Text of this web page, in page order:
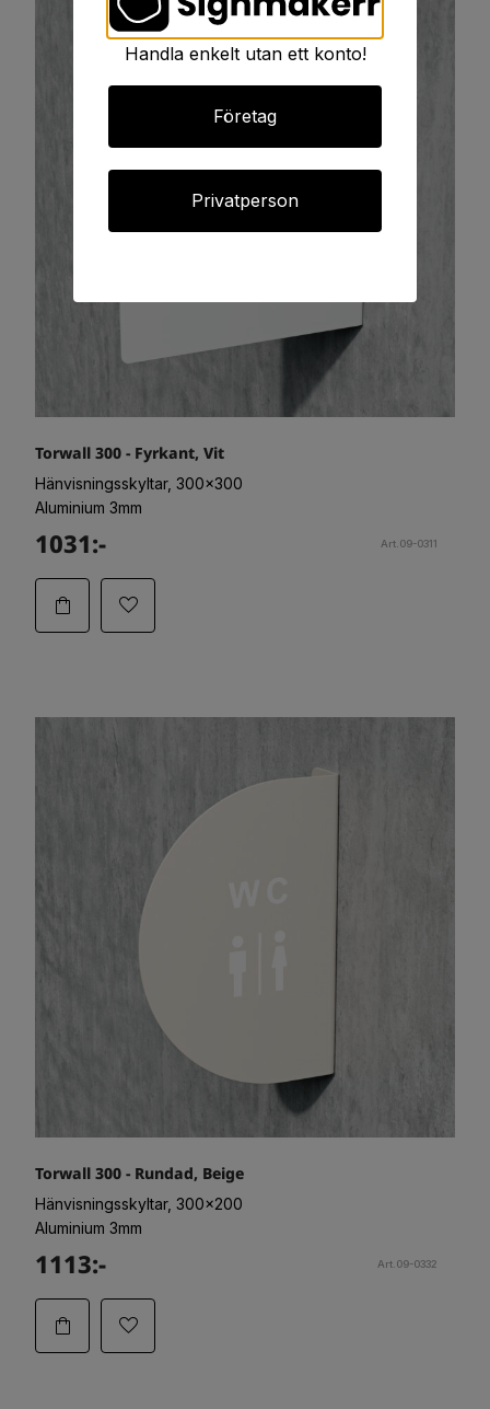
Torwall 300 - Fyrkant, Vit
Hänvisningsskyltar, 300x300
Aluminium 3mm
1031:- Art.09-0311
Torwall 300 - Rundad, Beige
Hänvisningsskyltar, 300x200
Aluminium 3mm
1113:- Art.09-0332
Handla enkelt utan ett konto!
Företag
Privatperson